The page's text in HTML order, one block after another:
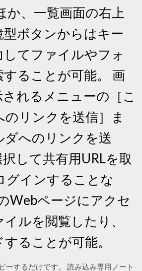
か、一覧画面の右上
型ボタンからはキー
してファイルやフォ
ることが可能。 画
れるメニューの［こ
リンクを送信］ま
ダへのリンクを送
して共有用URLを取
グインすることな
Webページにアクセ
ルを閲覧したり、
ることが可能。
ーするだけです。 読み込み専用ノート